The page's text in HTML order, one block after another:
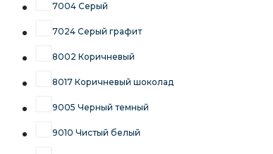
7004 Серый
7024 Серый графит
8002 Коричневый
8017 Коричневый шоколад
9005 Черный темный
9010 Чистый белый